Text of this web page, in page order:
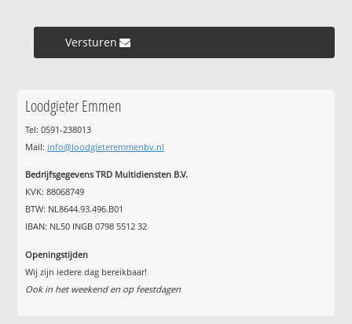
Versturen »
Loodgieter Emmen
Tel: 0591-238013
Mail: info@loodgieteremmenbv.nl
Bedrijfsgegevens TRD Multidiensten B.V.
KVK: 88068749
BTW: NL8644.93.496.B01
IBAN: NL50 INGB 0798 5512 32
Openingstijden
Wij zijn iedere dag bereikbaar!
Ook in het weekend en op feestdagen